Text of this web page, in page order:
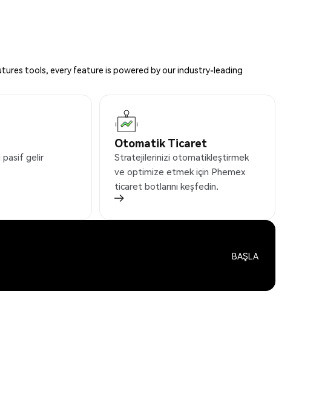
tools, every feature is powered by our industry-leading
pasif gelir
Otomatik Ticaret
Stratejilerinizi otomatikleştirmek
ve optimize etmek için Phemex
ticaret botlarını keşfedin.
BAŞLA